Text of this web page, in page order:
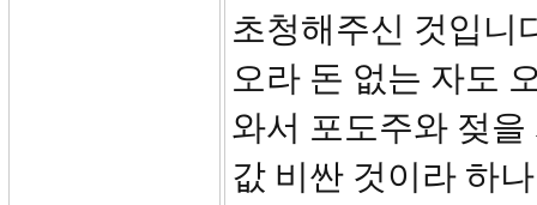
초청해주신 것입니
오라 돈 없는 자도
와서 포도주와 젖
값 비싼 것이라 하